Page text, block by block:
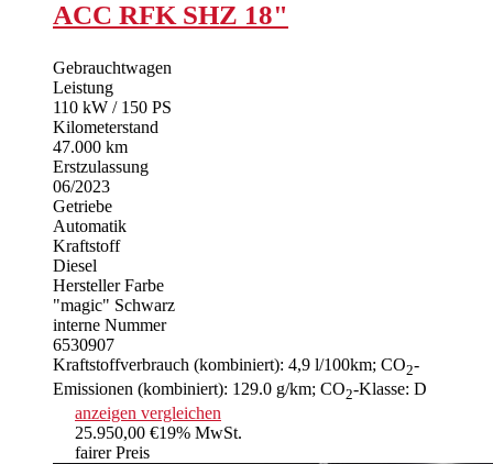
ACC RFK SHZ 18"
Gebrauchtwagen
Leistung
110 kW / 150 PS
Kilometerstand
47.000 km
Erstzulassung
06/2023
Getriebe
Automatik
Kraftstoff
Diesel
Hersteller Farbe
"magic" Schwarz
interne Nummer
6530907
Kraftstoffverbrauch (kombiniert): 4,9 l/100km; CO2-
Emissionen (kombiniert): 129.0 g/km; CO2-Klasse: D
anzeigen vergleichen
25.950,00 €19% MwSt.
fairer Preis